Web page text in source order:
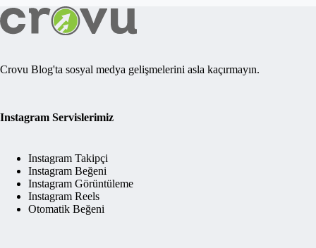
Crovu Blog'ta sosyal medya gelişmelerini asla kaçırmayın.
Instagram Servislerimiz
Instagram Takipçi
Instagram Beğeni
Instagram Görüntüleme
Instagram Reels
Otomatik Beğeni